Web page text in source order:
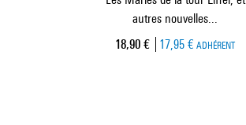
autres nouvelles...
Prix ​​actuel
18,90 € 17,95 € ADHÉRENT